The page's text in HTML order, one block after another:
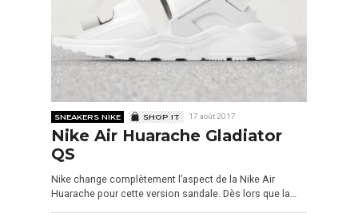
SNEAKERS NIKE SHOP IT 17 août 2017
Nike Air Huarache Gladiator
QS
Nike change complètement l’aspect de la Nike Air
Huarache pour cette version sandale. Dès lors que la…